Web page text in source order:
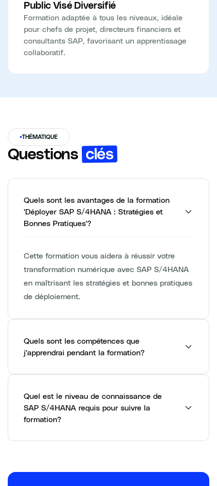
Public Visé Diversifié
Formation adaptée à tous les niveaux, idéale
pour chefs de projet, directeurs financiers et
consultants SAP, favorisant un apprentissage
collaboratif.
THÉMATIQUE
Questions clés
Quels sont les avantages de la formation
'Déployer SAP S/4HANA : Stratégies et
Bonnes Pratiques'?
Cette formation vous aidera à réussir votre
transformation numérique avec SAP S/4HANA
en maîtrisant les stratégies et bonnes pratiques
de déploiement.
Quels sont les compétences que
j'apprendrai pendant la formation?
Quel est le niveau de connaissance de
SAP S/4HANA requis pour suivre la
formation?